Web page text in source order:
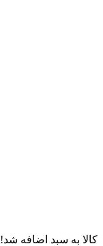
کالا به سبد اضافه شد!